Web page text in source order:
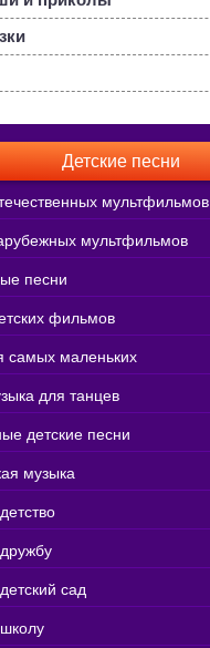
Детские песни
мультфильмов
мультфильмов
песни
фильмов
самых маленьких
для танцев
детские песни
музыка
сад